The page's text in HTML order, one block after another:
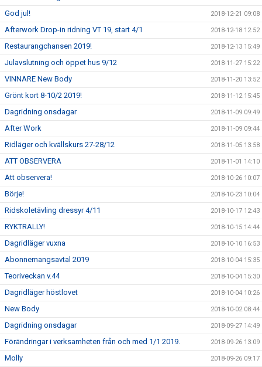
God jul! 2018-12-21 09:08
Afterwork Drop-in ridning VT 19, start 4/1 2018-12-18 12:52
Restaurangchansen 2019! 2018-12-13 15:49
Julavslutning och öppet hus 9/12 2018-11-27 15:22
VINNARE New Body 2018-11-20 13:52
Grönt kort 8-10/2 2019! 2018-11-12 15:45
Dagridning onsdagar 2018-11-09 09:49
After Work 2018-11-09 09:44
Ridläger och kvällskurs 27-28/12 2018-11-05 13:58
ATT OBSERVERA 2018-11-01 14:10
Att observera! 2018-10-26 10:07
Börje! 2018-10-23 10:04
Ridskoletävling dressyr 4/11 2018-10-17 12:43
RYKTRALLY! 2018-10-15 14:44
Dagridläger vuxna 2018-10-10 16:53
Abonnemangsavtal 2019 2018-10-04 15:35
Teoriveckan v.44 2018-10-04 15:30
Dagridläger höstlovet 2018-10-04 10:26
New Body 2018-10-02 08:44
Dagridning onsdagar 2018-09-27 14:49
Förändringar i verksamheten från och med 1/1 2019. 2018-09-26 13:09
Molly 2018-09-26 09:17